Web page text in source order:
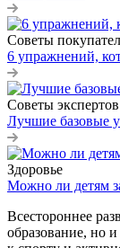
Советы
6 упражнений,
Советы экспертов
Лучшие базовые
Здоровье
Можно ли детям
Всестороннее
образование, но